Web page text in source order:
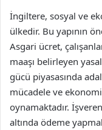
İngiltere, sosyal ve
ülkedir. Bu yapının
Asgari ücret,
maaşı belirleyen
gücü piyasasında
mücadele ve
oynamaktadır.
altında ödeme